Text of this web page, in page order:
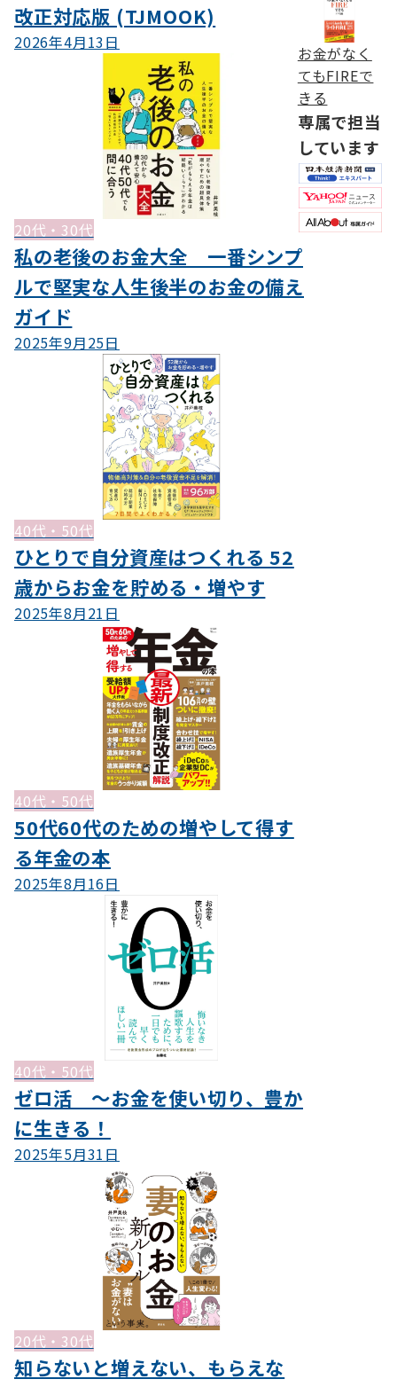
改正対応版 (TJMOOK)
2026年4月13日
20代・30代
私の老後のお金大全 一番シンプ
ルで堅実な人生後半のお金の備え
ガイド
2025年9月25日
40代・50代
ひとりで自分資産はつくれる 52
歳からお金を貯める・増やす
2025年8月21日
40代・50代
50代60代のための増やして得す
る年金の本
2025年8月16日
40代・50代
ゼロ活 ～お金を使い切り、豊か
に生きる！
2025年5月31日
20代・30代
知らないと増えない、もらえな
お金がなく
てもFIREで
きる
専属で担当
しています